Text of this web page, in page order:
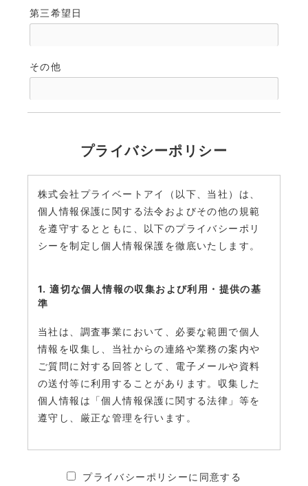
第三希望日
その他
プライバシーポリシー
株式会社プライベートアイ（以下、当社）は、
個人情報保護に関する法令およびその他の規範
を遵守するとともに、以下のプライバシーポリ
シーを制定し個人情報保護を徹底いたします。
1. 適切な個人情報の収集および利用・提供の基
準
当社は、調査事業において、必要な範囲で個人
情報を収集し、当社からの連絡や業務の案内や
ご質問に対する回答として、電子メールや資料
の送付等に利用することがあります。収集した
個人情報は「個人情報保護に関する法律」等を
遵守し、厳正な管理を行います。
プライバシーポリシーに同意する